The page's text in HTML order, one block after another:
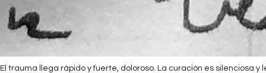
El trauma llega rápido y fuerte, doloroso. La curación es silenciosa y